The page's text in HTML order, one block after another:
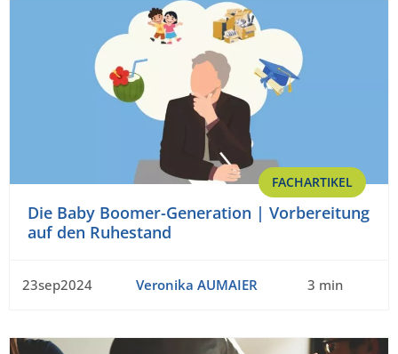
FACHARTIKEL
Die Baby Boomer-Generation | Vorbereitung
auf den Ruhestand
23sep2024 Veronika AUMAIER 3 min